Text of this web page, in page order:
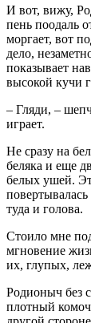
И вот, вижу,
пень поодаль
моргает, вот
дело,
показывает
высокой кучи
– Гляди, –
играет.
Не сразу на
беляка и еще
белых ушей.
туда и голова.
Стоило мне
мгновение
их, глупых,
Родионыч без
плотный